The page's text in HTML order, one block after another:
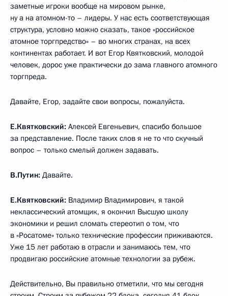
заметные игроки вообще на мировом рынке,
ну а на атомном-то – лидеры. У нас есть соответствующая
структура, условно можно сказать, такое «российское
атомное торгпредство» – во многих странах, на всех
континентах работает. И вот Егор Квятковский, молодой
человек, дорос уже практически до зама главного атомного
торгпреда.
Давайте, Егор, задайте свои вопросы, пожалуйста.
Е.Квятковский: Алексей Евгеньевич, спасибо большое
за представление. После таких слов я не то что скучный
вопрос – только смелый должен задавать.
В.Путин: Давайте.
Е.Квятковский: Владимир Владимирович, я такой
неклассический атомщик, я окончил Высшую школу
экономики и решил сломать стереотип о том, что
в «Росатоме» только технические профессии приживаются.
Уже 15 лет работаю в отрасли и занимаюсь тем, что
продвигаю российские атомные технологии за рубеж.
Действительно, Вы правильно отметили, что мы сегодня